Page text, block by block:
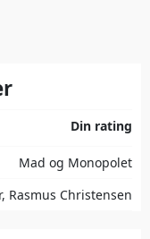
Din rating
Mad og Monopolet
Rasmus Christensen